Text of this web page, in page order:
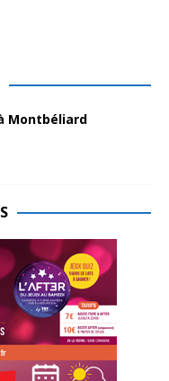
Montbéliard